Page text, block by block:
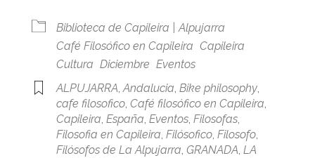
Biblioteca de Capileira | Alpujarra
Café Filosófico en Capileira Capileira
Cultura Diciembre Eventos
ALPUJARRA,Andalucia, Bike philosophy,
cafe filosofico, Café filosófico en Capileira,
Capileira, España, Eventos, Filosofas,
Filosofia en Capileira, Filósofico, Filosofo,
Filósofos de La Alpujarra, GRANADA, LA